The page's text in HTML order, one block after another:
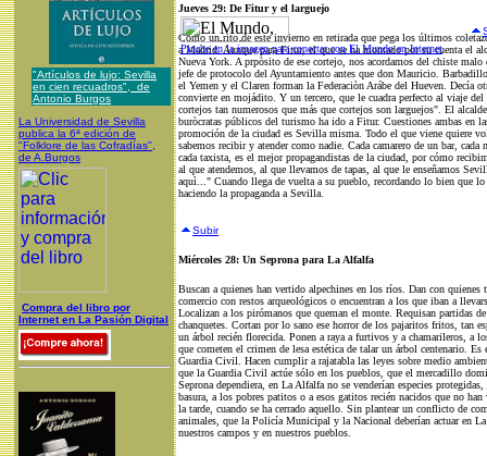
"Artículos de lujo: Sevilla
en cien recuadros", de
Antonio Burgos
La Universidad de Sevilla
publica la 6ª edición de
"Folklore de las Cofradías",
de A.Burgos
Compra del libro por
Internet en La Pasión Digital
Jueves 29: De Fitur y el larguejo
Como un rito de este invierno en retirada que pega los últimos
a Madrid. Aunque para Fitur, el que se ha montado por su cuenta el
Nueva York. A prpòsito de ese cortejo, nos acordamos del chiste
jefe de protocolo del Ayuntamiento antes que don Mauricio.
el Yemen y el Claren forman la Federaciòn Arábe del Hueven. Decía
convierte en mojádito. Y un tercero, que le cuadra perfecto al viaje
cortejos tan numerosos que más que cortejos son larguejos". El
buròcratas públicos del turismo ha ido a Fitur. Cuestiones ambas en
promoción de la ciudad es Sevilla misma. Todo el que viene quiere
sabemos recibir y atender como nadie. Cada camarero de un bar,
cada taxista, es el mejor propagandistas de la ciudad, por cómo
al que atendemos, al que llevamos de tapas, al que le enseñamos
aquì..." Cuando llega de vuelta a su pueblo, recordando lo bien que
haciendo la propaganda a Sevilla.
Subir
Miércoles 28: Un Seprona para La Alfalfa
Buscan a quienes han vertido alpechines en los ríos. Dan con
comercio con restos arqueológicos o encuentran a los que iban a
Localizan a los pirómanos que queman el monte. Requisan partidas
chanquetes. Cortan por lo sano ese horror de los pajaritos fritos, tan
un árbol recién florecida. Ponen a raya a furtivos y a chamarileros, a
que cometen el crimen de lesa estética de talar un árbol centenario.
Guardia Civil. Hacen cumplir a rajatabla las leyes sobre medio
que la Guardia Civil actúe sólo en los pueblos, que el mercadillo
Seprona dependiera, en La Alfalfa no se venderían especies
basura, a los pobres patitos o a esos gatitos recién nacidos que no
la tarde, cuando se ha cerrado aquello. Sin plantear un conflicto de
animales, que la Policía Municipal y la Nacional deberían actuar en
nuestros campos y en nuestros pueblos.
Pinche en la imagen para conectar con El Mundo en Internet